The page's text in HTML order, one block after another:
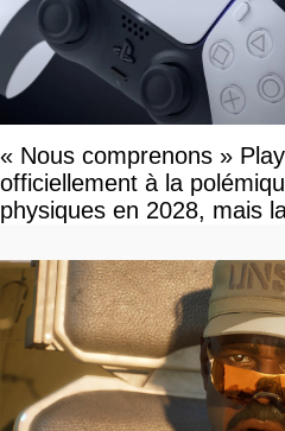
« Nous comprenons »
officiellement à la
physiques en 2028, mais